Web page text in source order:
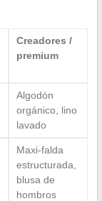
Creadores /
premium
Algodón
orgánico, lino
lavado
Maxi-falda
estructurada,
blusa de
hombros